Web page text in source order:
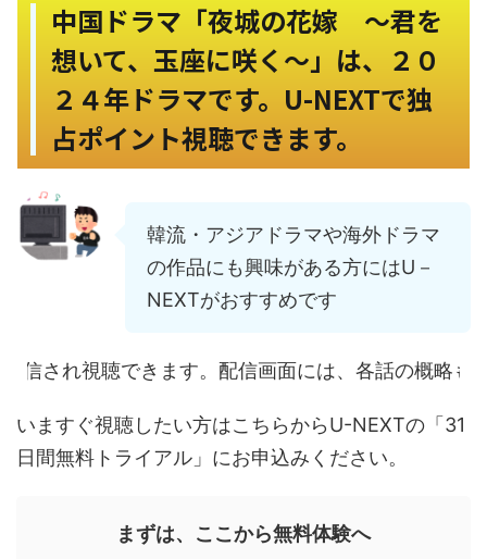
中国ドラマ「夜城の花嫁 ～君を
想いて、玉座に咲く～」は、２０
２４年ドラマです。U-NEXTで独
占ポイント視聴できます。
韓流・アジアドラマや海外ドラマ
の作品にも興味がある方にはU－
NEXTがおすすめです
。配信画面には、各話の概略も紹介されています
いますぐ視聴したい方はこちらからU-NEXTの「31
日間無料トライアル」にお申込みください。
まずは、ここから無料体験へ